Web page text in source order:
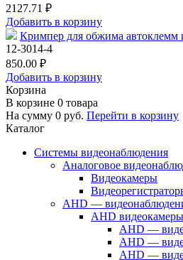
2127.71 ₽
Добавить в корзину
Кримпер для обжима
12-3014-4
850.00 ₽
Добавить в корзину
Корзина
В корзине 0 товара
На сумму 0 руб. Перейти в корзину
Каталог
Системы видеонаблюдения
Аналоговое
Видеокамеры
AHD —
AHD видеокамеры
AHD —
AHD —
AHD —